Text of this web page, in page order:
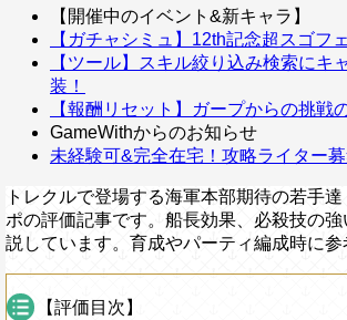
【開催中のイベント&新キャラ】
【ガチャシミュ】12th記念超スゴフ
【ツール】スキル絞り込み検索にキ
装！
【報酬リセット】ガープからの挑戦
GameWithからのお知らせ
未経験可&完全在宅！攻略ライター募
トレクルで登場する海軍本部期待の若手
ポの評価記事です。船長効果、必殺技の
説しています。育成やパーティ編成時に参
【評価目次】